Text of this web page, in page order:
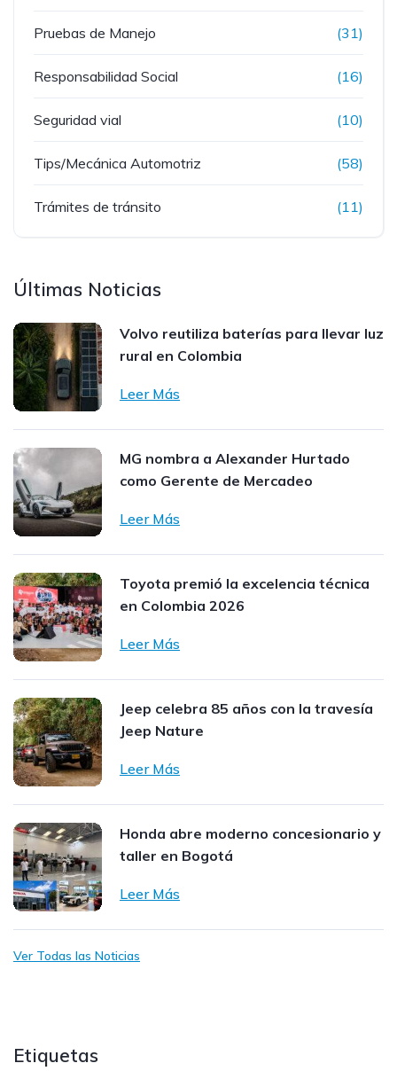
Pruebas de Manejo (31)
Responsabilidad Social (16)
Seguridad vial (10)
Tips/Mecánica Automotriz (58)
Trámites de tránsito (11)
Últimas Noticias
Volvo reutiliza baterías para llevar luz
rural en Colombia
Leer Más
MG nombra a Alexander Hurtado
como Gerente de Mercadeo
Leer Más
Toyota premió la excelencia técnica
en Colombia 2026
Leer Más
Jeep celebra 85 años con la travesía
Jeep Nature
Leer Más
Honda abre moderno concesionario y
taller en Bogotá
Leer Más
Ver Todas las Noticias
Etiquetas